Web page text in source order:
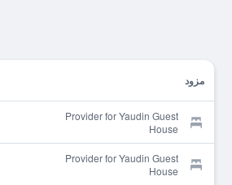
مزود
Provider for Yaudin Guest
House
Provider for Yaudin Guest
House